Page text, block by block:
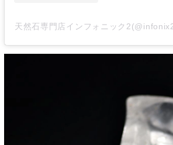
天然石専門店インフォニック